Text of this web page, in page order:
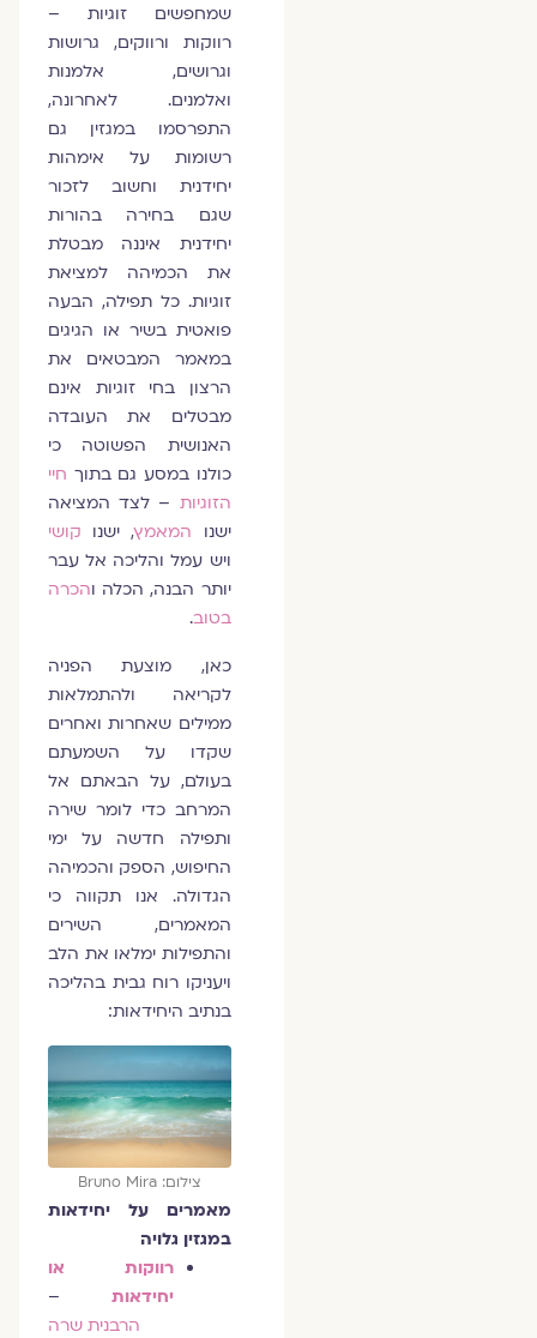
שמחפשים זוגיות –
רווקות ורווקים, גרושות
וגרושים, אלמנות
ואלמנים. לאחרונה,
התפרסמו במגזין גם
רשומות על אימהות
יחידנית וחשוב לזכור
שגם בחירה בהורות
יחידנית איננה מבטלת
את הכמיהה למציאת
זוגיות. כל תפילה, הבעה
פואטית בשיר או הגיגים
במאמר המבטאים את
הרצון בחי זוגיות אינם
מבטלים את העובדה
האנושית הפשוטה כי
כולנו במסע גם בתוךחיי
הזוגיות– לצד המציאה
ישנו המאמץ, ישנוקושי
ויש עמל והליכה אל עבר
יותר הבנה, הכלה והכרה
בטוב.
כאן, מוצעת הפניה
לקריאה ולהתמלאות
ממילים שאחרות ואחרים
שקדו על השמעתם
בעולם, על הבאתם אל
המרחב כדי לומר שירה
ותפילה חדשה על ימי
החיפוש, הספק והכמיהה
הגדולה. אנו תקווה כי
המאמרים, השירים
והתפילות ימלאו את הלב
ויעניקו רוח גבית בהליכה
בנתיב היחידאות:
צילום: Bruno Mira
מאמרים על יחידאות
במגזין גלויה
רווקות או
יחידאות–
הרבנית שרה